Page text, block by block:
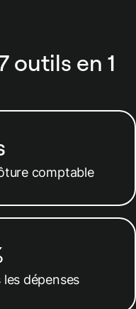
outils en 1
comptable
dépenses